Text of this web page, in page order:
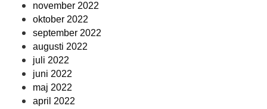
november 2022
oktober 2022
september 2022
augusti 2022
juli 2022
juni 2022
maj 2022
april 2022